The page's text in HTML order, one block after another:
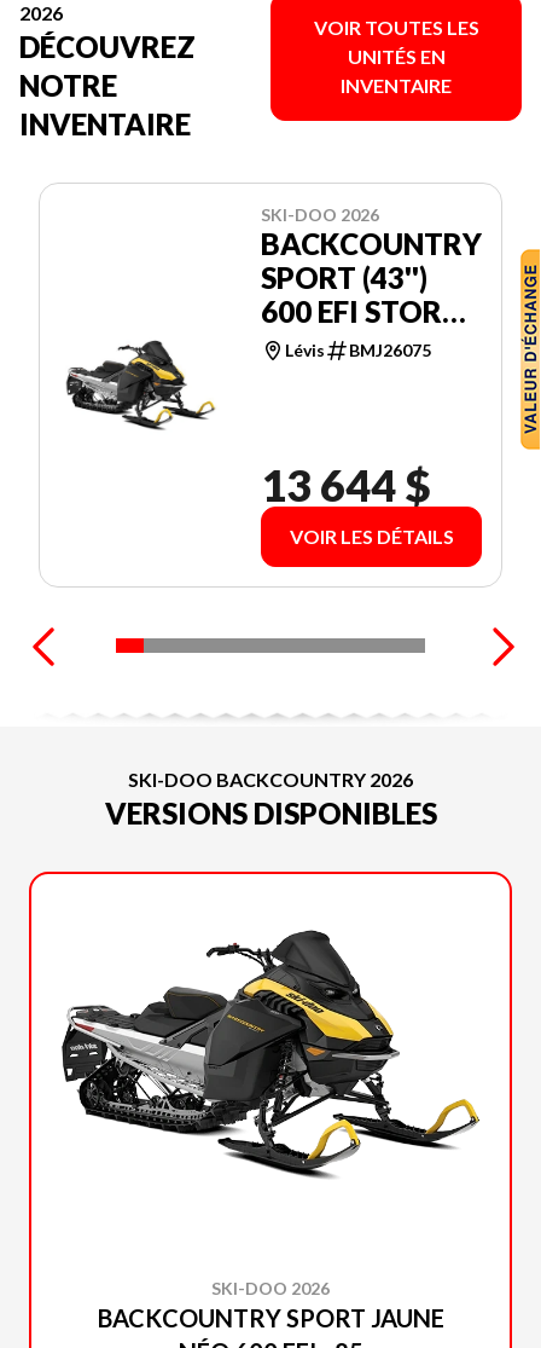
2026
DÉCOUVREZ
NOTRE
INVENTAIRE
VOIR TOUTES LES
UNITÉS EN
INVENTAIRE
SKI-DOO 2026
BACKCOUNTRY
SPORT (43'')
600 EFI STORM
150 1.5'' E.S.
Lévis BMJ26075
13 644 $
VOIR LES DÉTAILS
SKI-DOO BACKCOUNTRY 2026
VERSIONS DISPONIBLES
SKI-DOO 2026
BACKCOUNTRY SPORT JAUNE